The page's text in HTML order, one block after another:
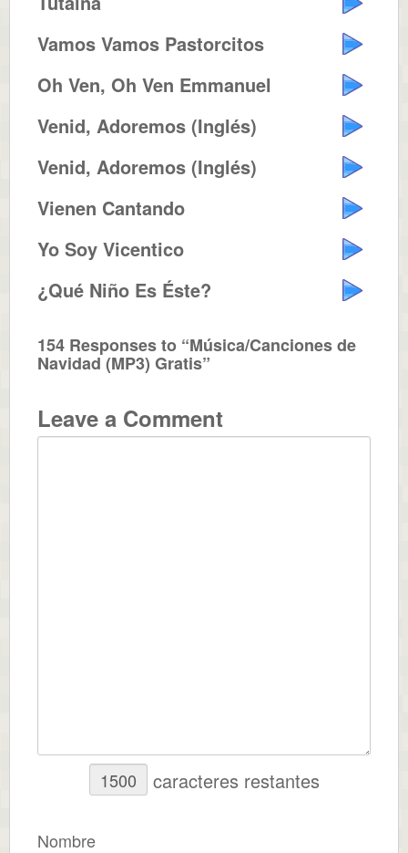
Vamos Vamos Pastorcitos
Oh Ven, Oh Ven Emmanuel
Venid, Adoremos (Inglés)
Venid, Adoremos (Inglés)
Vienen Cantando
Yo Soy Vicentico
¿Qué Niño Es Éste?
154 Responses to “Música/Canciones de
Navidad (MP3) Gratis”
Leave a Comment
caracteres restantes
Nombre